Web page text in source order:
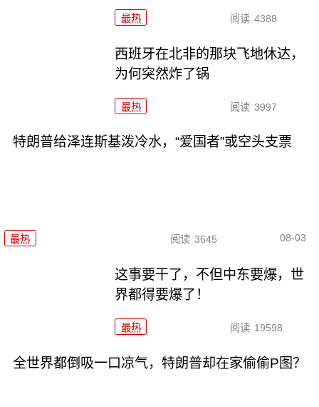
最热 阅读 4388
西班牙在北非的那块飞地休达，
为何突然炸了锅
最热 阅读 3997
特朗普给泽连斯基泼冷水，“爱国者”或空头支票
最热 阅读 3645 08-03
这事要干了，不但中东要爆，世
界都得要爆了！
最热 阅读 19598
全世界都倒吸一口凉气，特朗普却在家偷偷P图？